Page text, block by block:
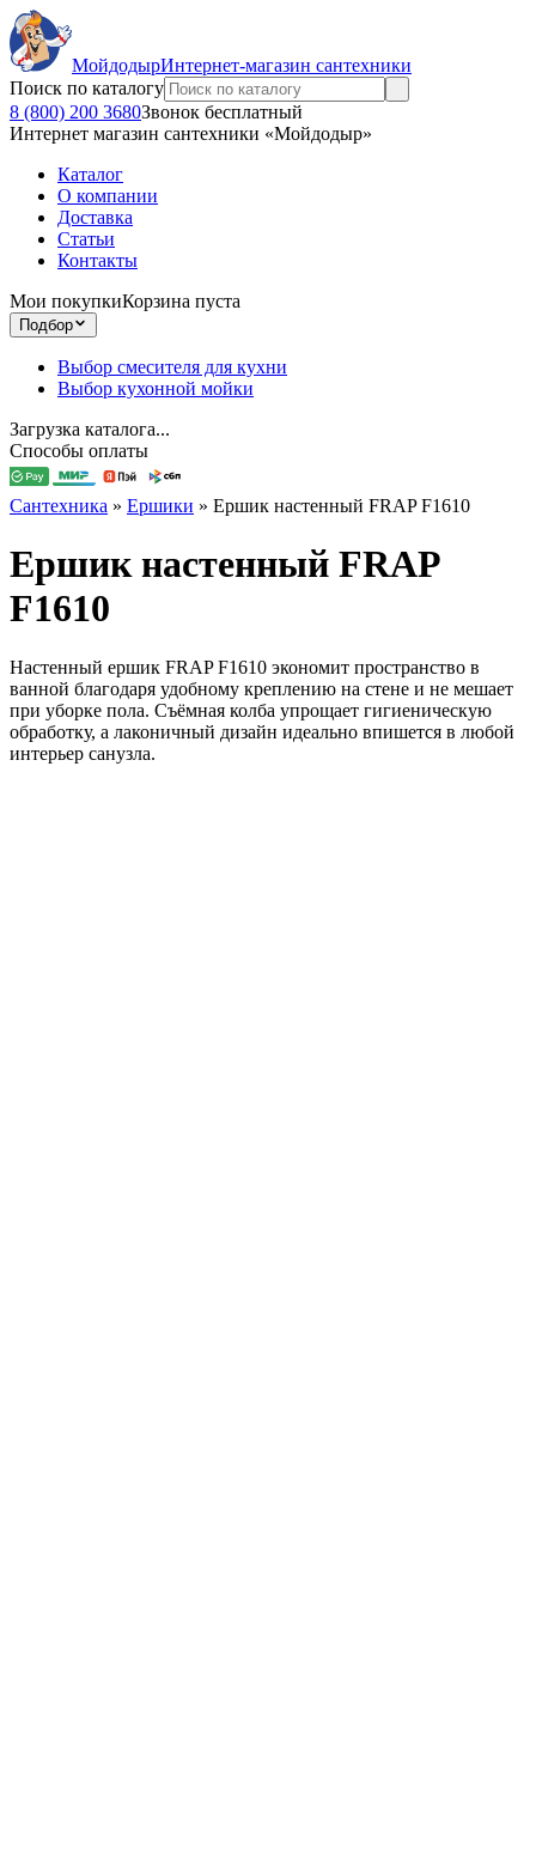
МойдодырИнтернет-магазин сантехники
Поиск по каталогу
8 (800) 200 3680Звонок бесплатный
Интернет магазин сантехники «Мойдодыр»
Каталог
О компании
Доставка
Статьи
Контакты
Мои покупкиКорзина пуста
Подбор
Выбор смесителя для кухни
Выбор кухонной мойки
Загрузка каталога...
Способы оплаты
Сантехника » Ершики » Ершик настенный FRAP F1610
Ершик настенный FRAP
F1610
Настенный ершик FRAP F1610 экономит пространство в
ванной благодаря удобному креплению на стене и не мешает
при уборке пола. Съёмная колба упрощает гигиеническую
обработку, а лаконичный дизайн идеально впишется в любой
интерьер санузла.